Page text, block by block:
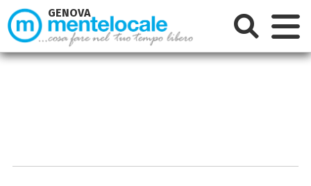
GENOVA